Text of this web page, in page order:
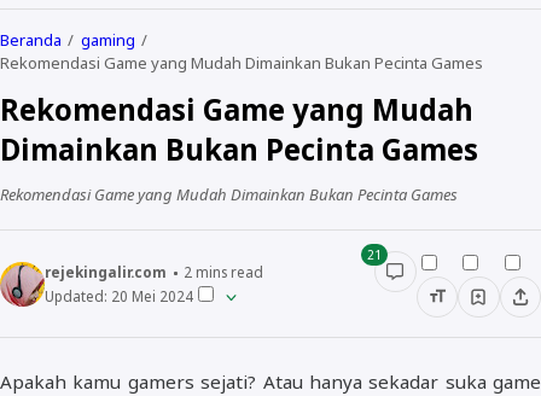
Beranda
gaming
Rekomendasi Game yang Mudah Dimainkan Bukan Pecinta Games
Rekomendasi Game yang Mudah
Dimainkan Bukan Pecinta Games
Rekomendasi Game yang Mudah Dimainkan Bukan Pecinta Games
rejekingalir.com 2 mins read
Updated: 20 Mei 2024
21
Apakah kamu gamers sejati? Atau hanya sekadar suka game